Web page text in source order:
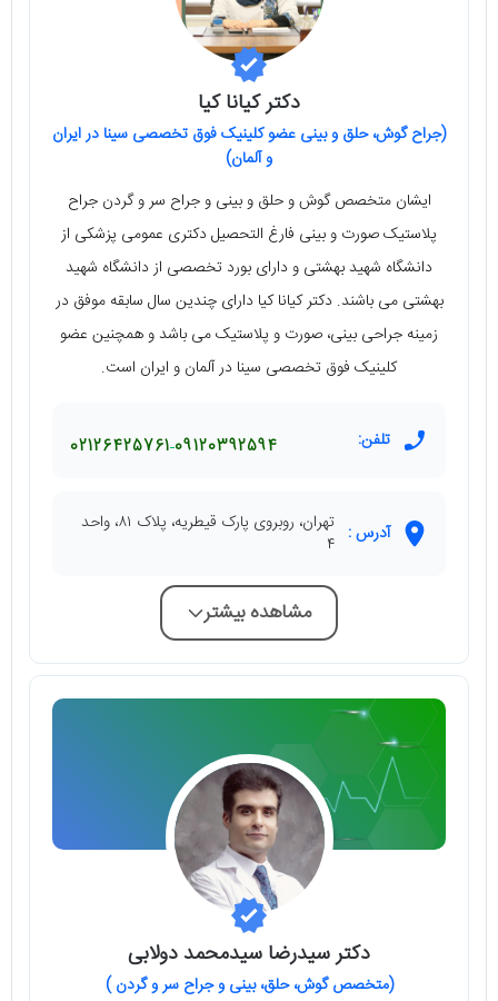
دکتر کیانا کیا
(جراح گوش، حلق و بینی عضو کلینیک فوق تخصصی سینا در ایران
و آلمان)
ایشان متخصص گوش و حلق و بینی و جراح سر و گردن جراح
پلاستیک صورت و بینی فارغ التحصیل دکتری عمومی پزشکی از
دانشگاه شهید بهشتی و دارای بورد تخصصی از دانشگاه شهید
بهشتی می باشند. دکتر کیانا کیا دارای چندین سال سابقه موفق در
زمینه جراحی بینی، صورت و پلاستیک می باشد و همچنین عضو
کلینیک فوق تخصصی سینا در آلمان و ایران است.
تلفن: 09120392594
02126425761
آدرس :
تهران، روبروی پارک قیطریه، پلاک ۸۱، واحد
۴
مشاهده بیشتر
دکتر سیدرضا سیدمحمد دولابی
(متخصص گوش، حلق، بینی و جراح سر و گردن )